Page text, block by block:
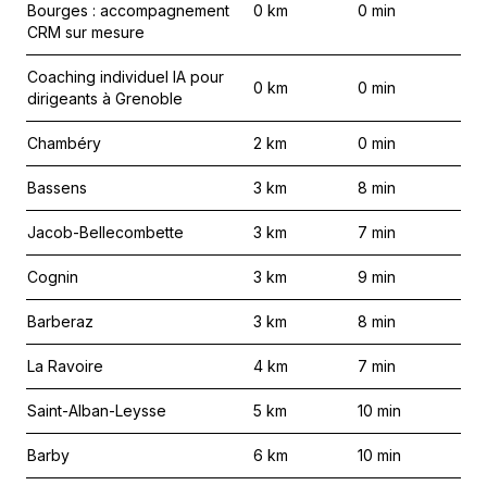
Bourges : accompagnement
CRM sur mesure
0 km 0 min
Coaching individuel IA pour
dirigeants à Grenoble
0 km 0 min
Chambéry 2 km 0 min
Bassens 3 km 8 min
Jacob-Bellecombette 3 km 7 min
Cognin 3 km 9 min
Barberaz 3 km 8 min
La Ravoire 4 km 7 min
Saint-Alban-Leysse 5 km 10 min
Barby 6 km 10 min